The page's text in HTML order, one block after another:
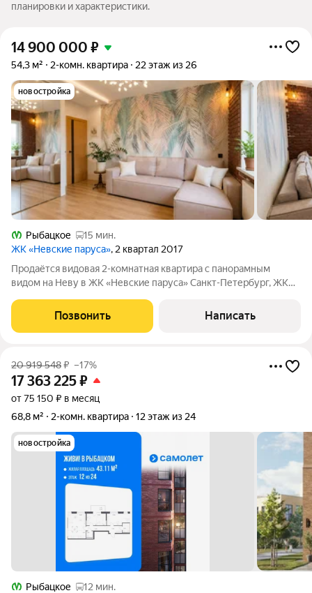
планировки и характеристики.
14 900 000 ₽
54,3 м² 2-комн. квартира 22 этаж из 26
новостройка
Рыбацкое
15 мин.
ЖК «Невские паруса», 2 квартал 2017
Продаётся видовая 2-комнатная квартира с панорамным
видом на Неву в ЖК «Невские паруса» Санкт-Петербург, ЖК
продаже светлая 2-комнатная
Позвонить Написать
20 919 548₽ –17%
17 363 225₽
от 75 150 ₽ в месяц
68,8 м²
2-комн. квартира 12 этаж из 24
новостройка
Рыбацкое
12 мин.